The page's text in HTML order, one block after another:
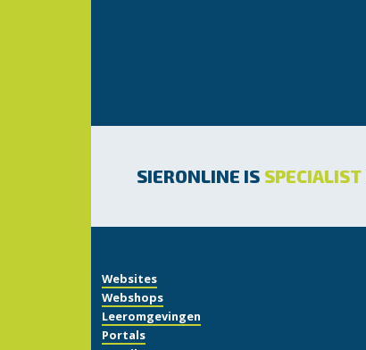
SIERONLINE IS SPECIALIST
Websites
Webshops
Leeromgevingen
Portals